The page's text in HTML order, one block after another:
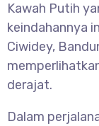
Kawah Putih
keindahannya
Ciwidey,
derajat.
Dalam